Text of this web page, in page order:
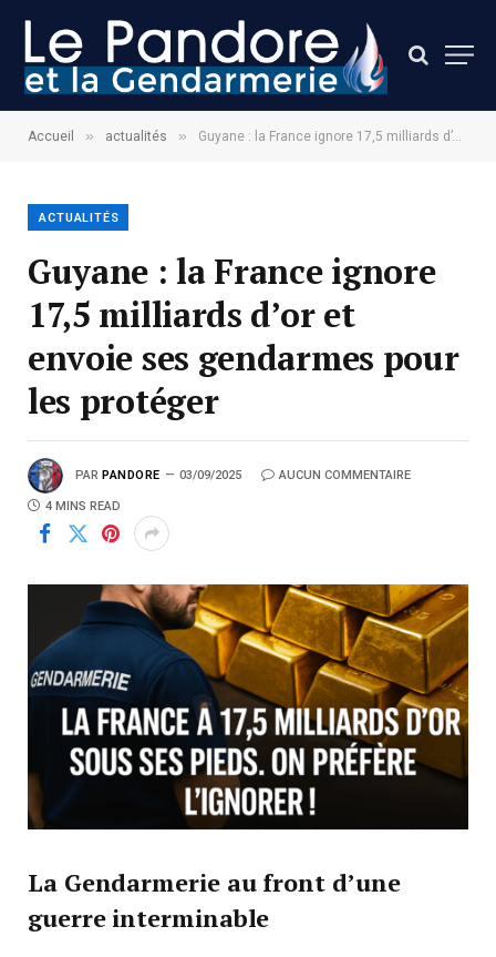
Accueil » actualités » Guyane : la France ignore 17,5 milliards d’or et envoie ses gendarmes pour les protéger
ACTUALITÉS
Guyane : la France ignore
17,5 milliards d’or et
envoie ses gendarmes pour
les protéger
PAR PANDORE 03/09/2025 AUCUN COMMENTAIRE
4 MINS READ
La Gendarmerie au front d’une
guerre interminable